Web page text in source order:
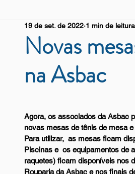
Beneficientes Arrendatários
Novas
na Asbac
19 de set. de 2022 1 min de leitura
Agora, os associados da Asbac
novas mesas de tênis de mesa
Para utilizar,  as mesas ficam
Piscinas e  os equipamentos de
raquetes) ficam disponíveis nos
Rouparia da Asbac e nos finais